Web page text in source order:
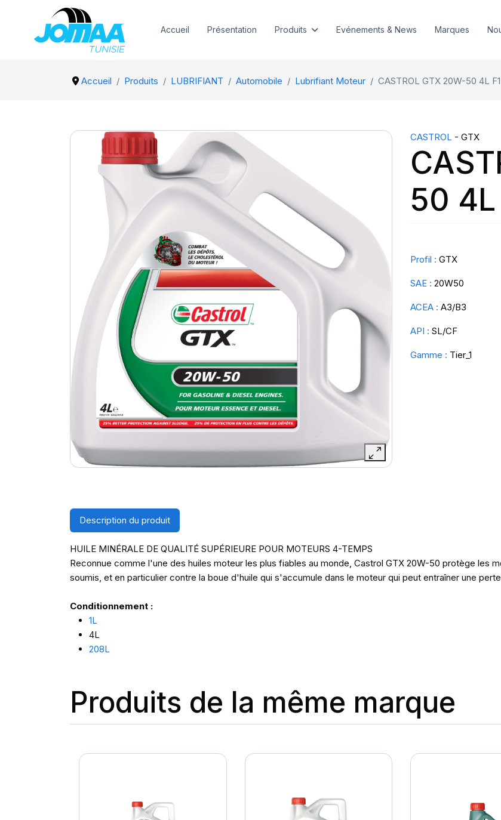
Accueil Présentation Produits Evénements & News Marques
Accueil Produits LUBRIFIANT Automobile Lubrifiant Moteur CASTROL GTX 20W-50 4L F1
CASTROL - GTX
50 4L
Profil : GTX
SAE : 20W50
ACEA : A3/B3
API : SL/CF
Gamme : Tier_1
Description du produit
HUILE MINÉRALE DE QUALITÉ SUPÉRIEURE POUR MOTEURS 4-TEMPS
Reconnue comme l'une des huiles moteur les plus fiables au monde, Castrol GTX 20W-50 protège les
soumis, et en particulier contre la boue d'huile qui s'accumule dans le moteur qui peut entraîner une
Conditionnement :
1L
4L
208L
Produits de la même marque